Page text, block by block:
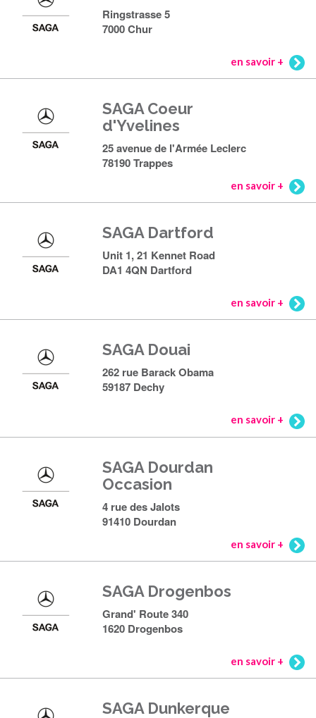
Ringstrasse 5
7000 Chur
en savoir +
SAGA Coeur
d'Yvelines
25 avenue de l'Armée Leclerc
78190 Trappes
en savoir +
SAGA Dartford
Unit 1, 21 Kennet Road
DA1 4QN Dartford
en savoir +
SAGA Douai
262 rue Barack Obama
59187 Dechy
en savoir +
SAGA Dourdan
Occasion
4 rue des Jalots
91410 Dourdan
en savoir +
SAGA Drogenbos
Grand' Route 340
1620 Drogenbos
en savoir +
SAGA Dunkerque